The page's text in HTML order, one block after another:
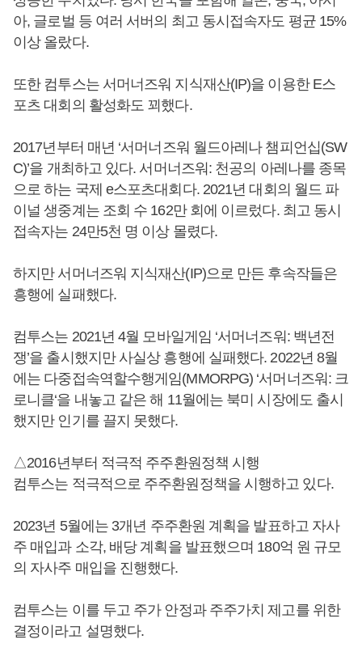
아, 글로벌 등 여러 서버의 최고 동시접속자도 평균 15%
이상 올랐다.
또한 컴투스는 서머너즈워 지식재산(IP)을 이용한 E스
포츠 대회의 활성화도 꾀했다.
2017년부터 매년 ‘서머너즈워 월드아레나 챔피언십(SW
C)’을 개최하고 있다. 서머너즈워: 천공의 아레나를 종목
으로 하는 국제 e스포츠대회다. 2021년 대회의 월드 파
이널 생중계는 조회 수 162만 회에 이르렀다. 최고 동시
접속자는 24만5천 명 이상 몰렸다.
하지만 서머너즈워 지식재산(IP)으로 만든 후속작들은
흥행에 실패했다.
컴투스는 2021년 4월 모바일게임 ‘서머너즈워: 백년전
쟁’을 출시했지만 사실상 흥행에 실패했다. 2022년 8월
에는 다중접속역할수행게임(MMORPG) ‘서머너즈워: 크
로니클‘을 내놓고 같은 해 11월에는 북미 시장에도 출시
했지만 인기를 끌지 못했다.
△2016년부터 적극적 주주환원정책 시행
컴투스는 적극적으로 주주환원정책을 시행하고 있다.
2023년 5월에는 3개년 주주환원 계획을 발표하고 자사
주 매입과 소각, 배당 계획을 발표했으며 180억 원 규모
의 자사주 매입을 진행했다.
컴투스는 이를 두고 주가 안정과 주주가치 제고를 위한
결정이라고 설명했다.